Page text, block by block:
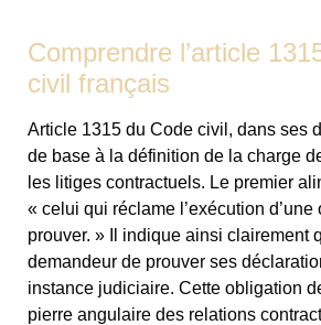
Comprendre l’article
civil français
Article 1315 du Code civil, dans ses
de base à la définition de la charge
les litiges contractuels. Le premier
« celui qui réclame l’exécution
prouver. » Il indique ainsi clairement
demandeur de prouver ses
instance judiciaire. Cette obligation
pierre angulaire des relations